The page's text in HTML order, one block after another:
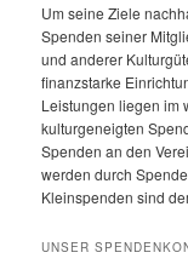
Um seine Ziele
Spenden seiner
und anderer
finanzstarke
Leistungen liegen im
kulturgeneigten
Spenden an den
werden durch
Kleinspenden sind
UNSER